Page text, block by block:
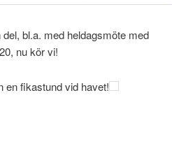
bl.a. med heldagsmöte med
nu kör vi!
en fikastund vid havet!